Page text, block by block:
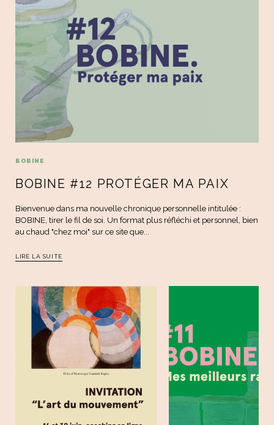
BOBINE
BOBINE #12 PROTÉGER MA PAIX
Bienvenue dans ma nouvelle chronique personnelle intitulée :
BOBINE, tirer le fil de soi. Un format plus réfléchi et personnel, bien
au chaud "chez moi" sur ce site que...
LIRE LA SUITE